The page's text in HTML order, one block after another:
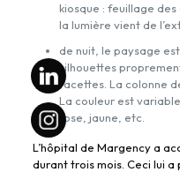
kiosque : feuillage
la lumière vient de
de nuit, le paysage
silhouettes
facettes. La colonne
La couleur est
rose, jaune, etc.
L’hôpital de Margency a
durant trois mois. Ceci lui